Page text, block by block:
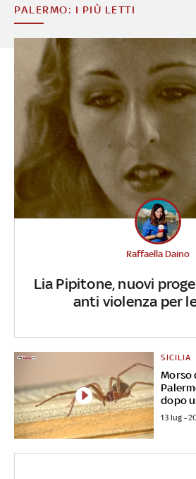
PALERMO: I PIÙ LETTI
Lia Pipitone, nuovi
anti violenza per
Raffaella Daino
Morso
dopo
SICILIA
13 lug -